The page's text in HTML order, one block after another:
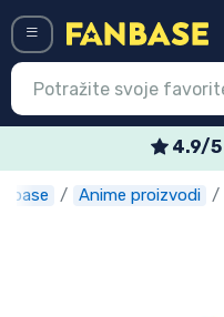
4.9/5
Anime proizvodi
Ulazak